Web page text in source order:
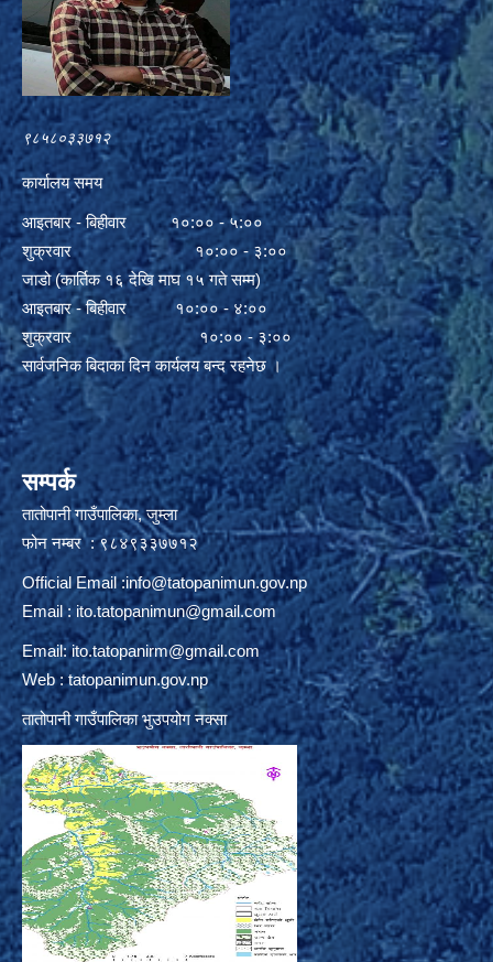
९८५८०३३७१२
कार्यालय समय
आइतबार - बिहीवार १०:०० - ५:००
शुक्रवार १०:०० - ३:००
जाडो (कार्तिक १६ देखि माघ १५ गते सम्म)
आइतबार - बिहीवार १०:०० - ४:००
शुक्रवार १०:०० - ३:००
सार्वजनिक बिदाका दिन कार्यलय बन्द रहनेछ ।
सम्पर्क
तातोपानी गाउँपालिका, जुम्ला
फोन नम्बर : ९८४९३३७७१२
Official Email :info@tatopanimun.gov.np
Email :ito.tatopanimun@gmail.com
Email:ito.tatopanirm@gmail.com
Web : tatopanimun.gov.np
तातोपानी गाउँपालिका भुउपयोग नक्सा